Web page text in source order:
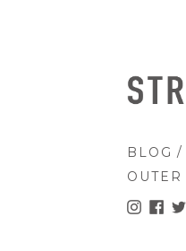
BLOG /
OUTER